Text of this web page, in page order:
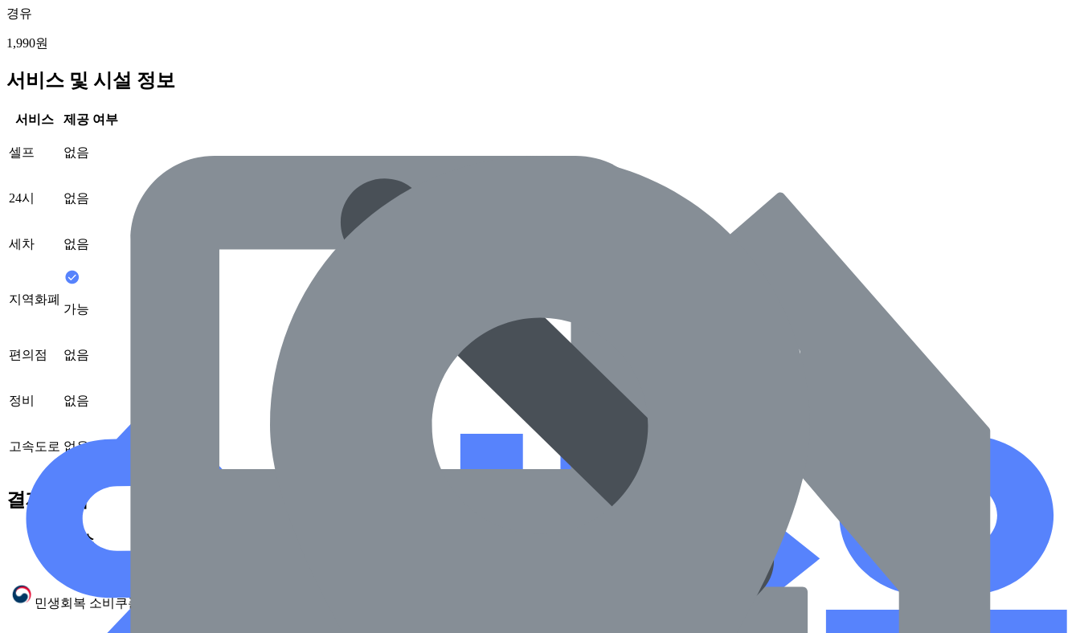
경유
1,990원
서비스 및 시설 정보
서비스 제공 여부
셀프 없음
24시 없음
세차 없음
지역화폐
가능
편의점 없음
정비 없음
고속도로 없음
결제 혜택
서비스
민생회복 소비쿠폰